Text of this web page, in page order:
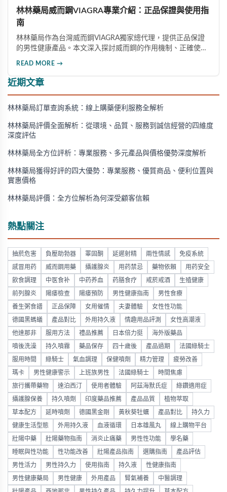
林林藥局威而鋼VIAGRA專業介紹：正品保證與使用指
南
林林藥局作為台灣威而鋼VIAGRA獨家總代理，提供正品保證
的男性健康產品。本文深入探討威而鋼的作用機制、正確使用
擇。
READ MORE →
近期文章
林林藥局訂單查詢系統：線上購藥便利服務全解析
林林藥局評價全面解析：從環境、品質、服務到誠信經營的四維度
深度評估
林林藥局全方位評析：專業服務、多元產品與價格優勢深度解析
林林藥局獲得好評的四大優勢：專業服務、優質商品、便利位置與
實惠價格
林林藥局評價：全方位解析為何深受顧客信賴
熱點關注
抽菸危害 負壓助勃器 睪固酮 延遲射精 兩性情感 免疫系統
感冒用药 威而鋼用藥 攝護腺炎 用药禁忌 藥物依賴 用药安全
飲食調理 中医食补 中药养血 药膳食疗 戒菸戒酒 生殖健康
前列腺炎 陽痿檢查 陽痿預防 男性健康指南 男性食療
養生粥食譜 正品保障 女用催情 夫妻體驗 女性性功能
德國黑螞蟻 產品對比 外用持久液 情趣用品評測 女性高潮液
他達那非 服用方法 禮品推薦 日本倍力挺 海外版藥品
噴後洗澡 持久噴霧 藥品保存 四十歲後 產品過期 法國綠騎士
服用時間 綠騎士 氣血調理 保健噴劑 精力管理 疲勞改善
瑪卡 男性健康警示 上班族男性 法國綠騎士 時間焦慮
旅行攜帶藥物 達泊西汀 使用者體驗 阿茲海默氏症 綠鑽適用症
攝護腺保養 持久噴劑 印度藥品推薦 產品品質 植物萃取
草本配方 延時噴劑 德國黑金剛 黃秋葵牡蠣 產品對比 持久力
健康生活型態 外用持久液 血液循環 日本雄風丸 線上購物平台
壯陽中藥 壯陽藥物指南 消炎止痛藥 男性性功能 學名藥
睡眠與性功能 性功能改善 壯陽產品指南 選購指南 產品評估
男性活力 男性持久力 使用指南 持久液 性健康指南
男性健康藥局 男性健康 外用產品 腎氣補養 中醫調理